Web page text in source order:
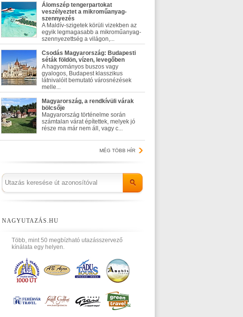
Álomszép tengerpartokat
veszélyeztet a mikroműanyag-
szennyezés
A Maldív-szigetek körüli vizekben az
egyik legmagasabb a mikroműanyag-
szennyezettség a világon,...
Csodás Magyarország: Budapesti
séták földön, vízen, levegőben
A hagyományos buszos vagy
gyalogos, Budapest klasszikus
látnivalóit bemutató városnézések
melle...
Magyarország, a rendkívüli várak
bölcsője
Magyarország történelme során
számtalan várat építettek, melyek jó
része ma már nem áll, vagy c...
MÉG TÖBB HÍR
NAGYUTAZÁS.HU
Több, mint 50 megbízható utazásszervező
kínálata egy helyen.